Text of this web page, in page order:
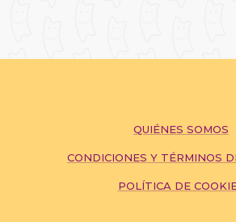
QUIÉNES SOMOS
CONDICIONES Y TÉRMINOS
POLÍTICA DE